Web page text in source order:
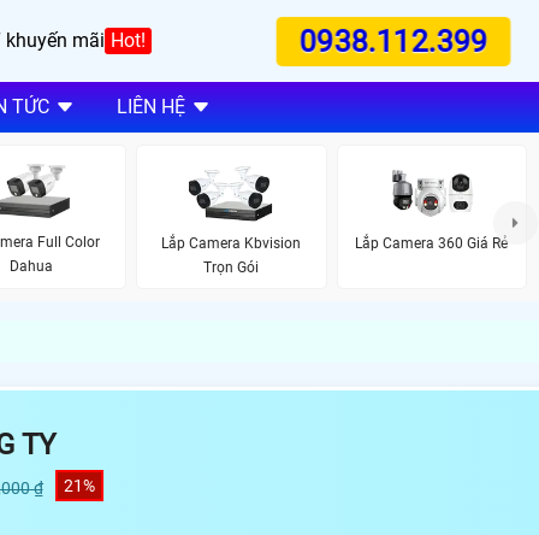
khuyến mãi Hot! 0938.112.399
TỨC LIÊN HỆ
Full Color
Dahua
Lắp Camera Kbvision
Trọn Gói
Lắp Camera 360 Giá Rẻ
TY
₫ 21%